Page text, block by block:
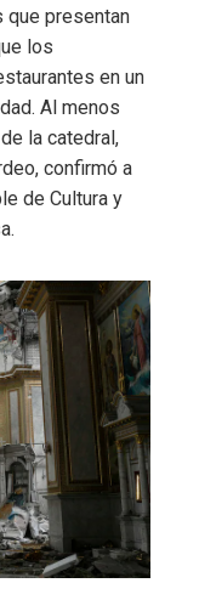
que presentan
los
en un
Al menos
la catedral,
confirmó a
de Cultura y